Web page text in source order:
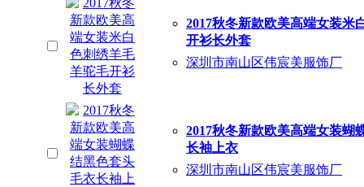
2017秋冬新款欧美高端女装米
开衫长外套
深圳市南山区伟宸美服饰厂
2017秋冬新款欧美高端女装蝴
长袖上衣
深圳市南山区伟宸美服饰厂